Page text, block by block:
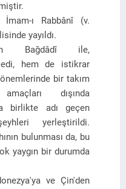
ı Rabbânî (v.
yayıldı.
Bağdâdî ile,
hem de istikrar
bir takım
dışında
birlikte adı geçen
yerleştirildi.
bulunması da, bu
yaygın bir durumda
ve Çin'den